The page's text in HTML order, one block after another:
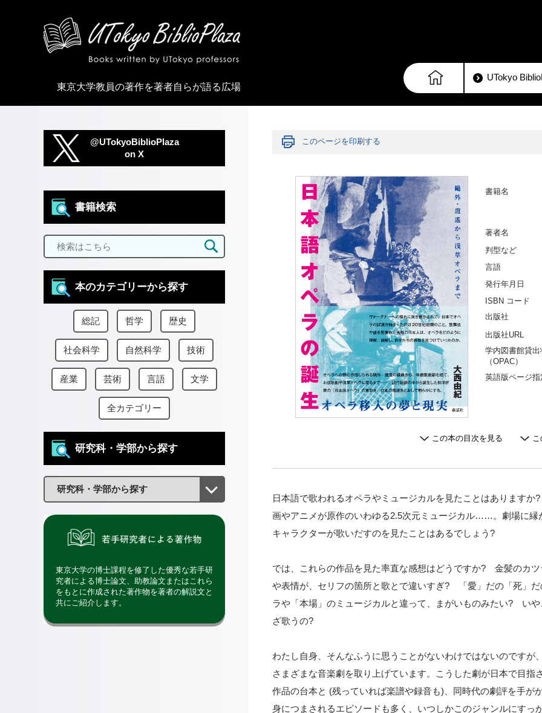
東京大学教員の著作を著者自らが語る広場
UTokyo
このページを印刷する
書籍名
著者名
判型など
言語
発行年月日
ISBN コード
出版社
出版社URL
学内図書館貸出
（OPAC）
英語版ページ指
この本の目次を見る
日本語で歌われるオペラやミュージカルを見たことはあります
画やアニメが原作のいわゆる2.5次元ミュージカル……。劇場に縁
キャラクターが歌いだすのを見たことはあるでしょう?
では、これらの作品を見た率直な感想はどうですか? 金髪の
や表情が、セリフの箇所と歌とで違いすぎ? 「愛」だの「死」
ラや「本場」のミュージカルと違って、まがいものみたい? い
ざ歌うの?
わたし自身、そんなふうに思うことがないわけではないのですが
さまざまな音楽劇を取り上げています。こうした劇が日本で目
作品の台本と (残っていれば楽譜や録音も)、同時代の劇評を手が
身につまされるエピソードも多く、いつしかこのジャンルにすっ
@UTokyoBiblioPlaza
on X
書籍検索
本のカテゴリーから探す
総記 哲学 歴史
社会科学 自然科学 技術
産業 芸術 言語 文学
全カテゴリー
研究科・学部から探す
東京大学の博士課程を修了した優秀な若手研
究者による博士論文、助教論文またはこれら
をもとに作成された著作物を著者の解説文と
共にご紹介します。